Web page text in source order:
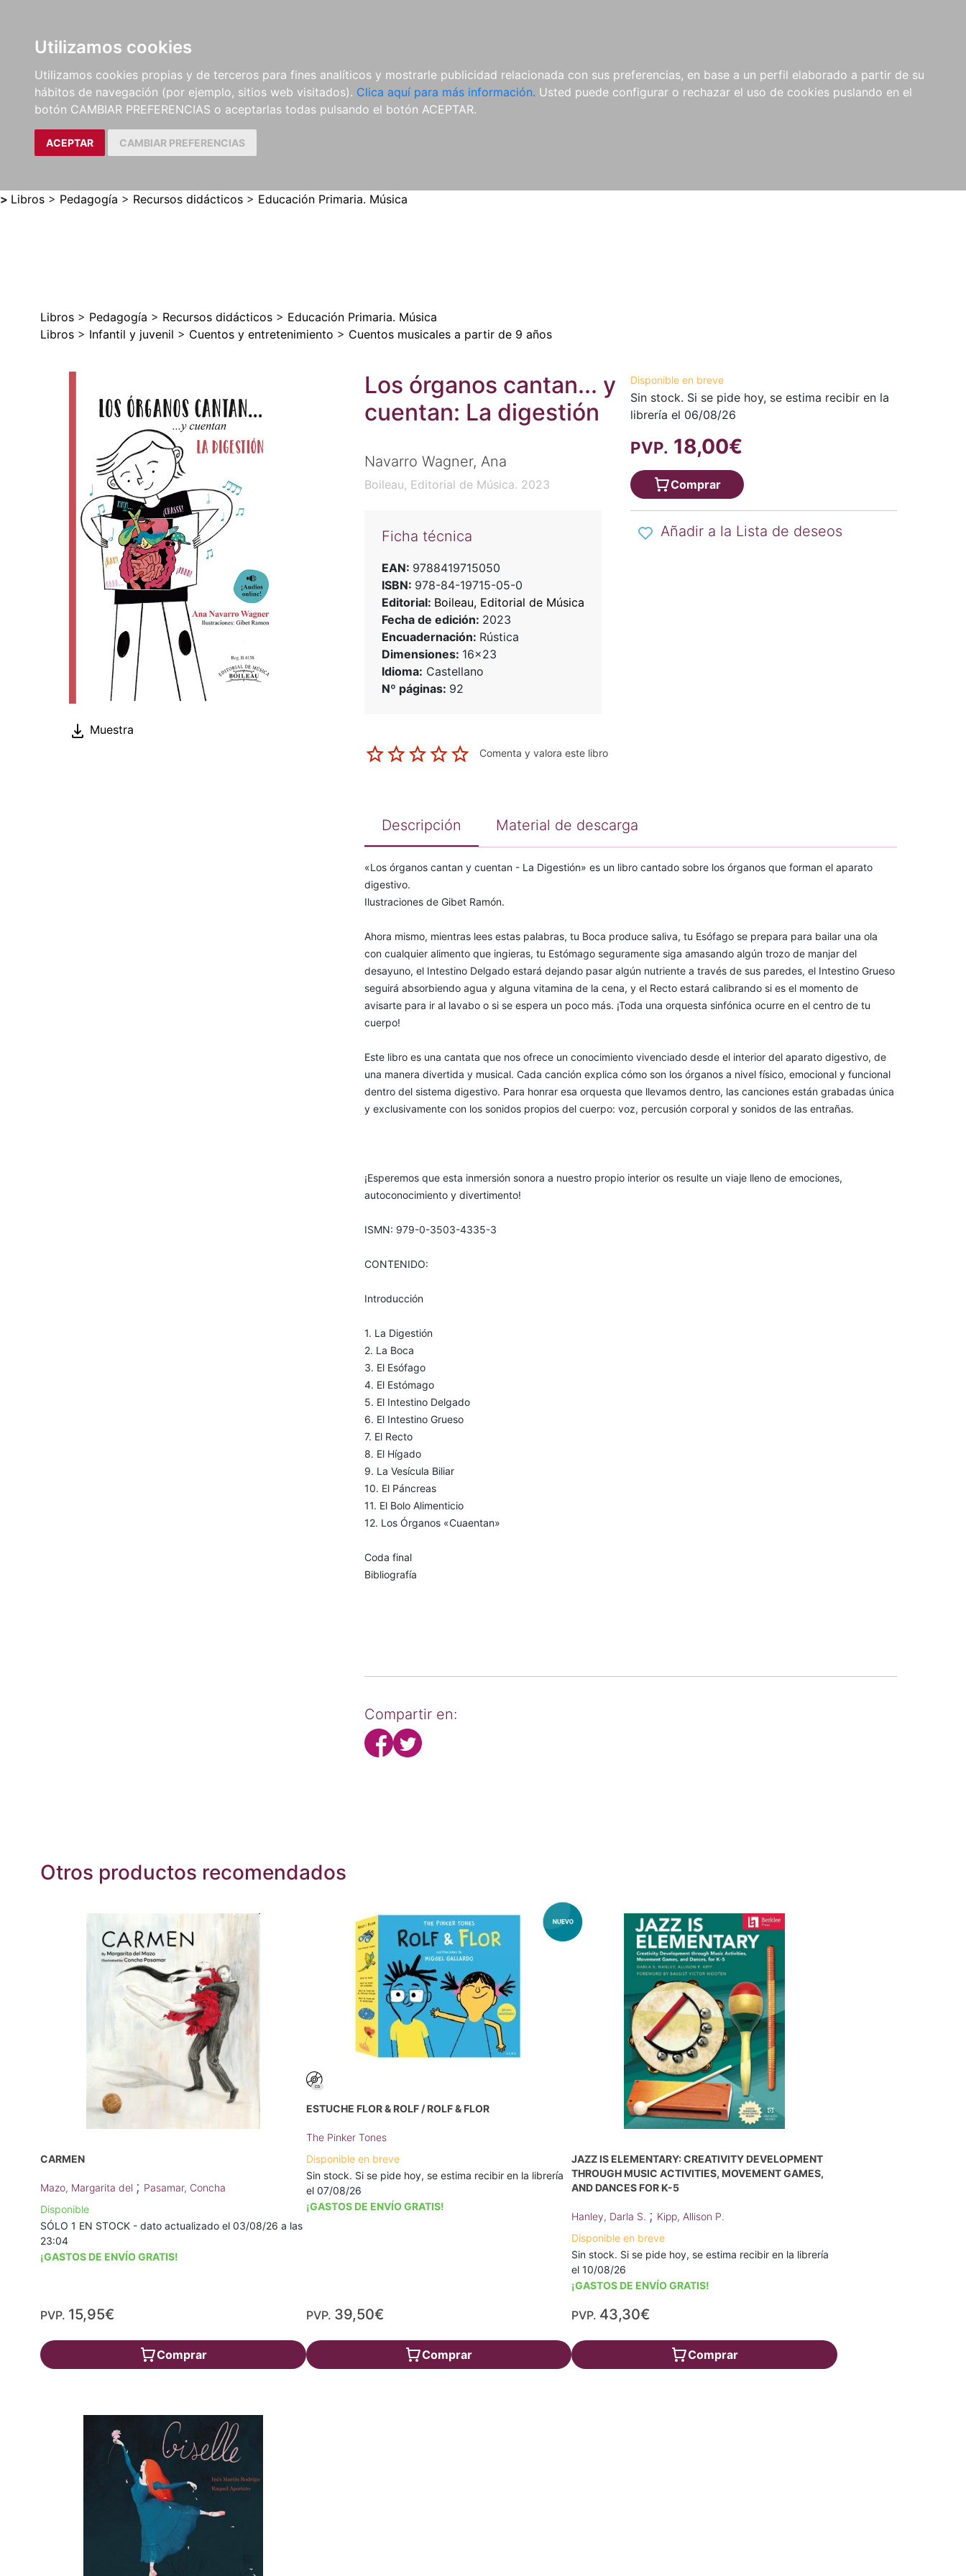
Utilizamos cookies
Utilizamos cookies propias y de terceros para fines analíticos y mostrarle publicidad relacionada con sus preferencias, en base a un perfil elaborado a partir de su
hábitos de navegación (por ejemplo, sitios web visitados). Clica aquí para más información. Usted puede configurar o rechazar el uso de cookies puslando en el
botón CAMBIAR PREFERENCIAS o aceptarlas todas pulsando el botón ACEPTAR.
ACEPTAR CAMBIAR PREFERENCIAS
LIBROS
MÉTODOS Y
EJERCICIOS
PARTITURAS Y EDICIONES
CRÍTICAS
REVISTAS
CDS Y
DVDS
MATERIAL
COMPLEMENTARIO
NOVEDADES NOTICIAS
COMPRAS
INSTITUCIONALES
> Libros > Pedagogía > Recursos didácticos > Educación Primaria. Música
Libros > Pedagogía > Recursos didácticos > Educación Primaria. Música
Libros > Infantil y juvenil > Cuentos y entretenimiento > Cuentos musicales a partir de 9 años
Muestra
Los órganos cantan... y
cuentan: La digestión
Navarro Wagner, Ana
Boileau, Editorial de Música. 2023
Ficha técnica
EAN: 9788419715050
ISBN: 978-84-19715-05-0
Editorial: Boileau, Editorial de Música
Fecha de edición: 2023
Encuadernación: Rústica
Dimensiones: 16x23
Idioma: Castellano
Nº páginas: 92
Comenta y valora este libro
Disponible en breve
Sin stock. Si se pide hoy, se estima recibir en la
librería el 06/08/26
PVP. 18,00€
Comprar
Añadir a la Lista de deseos
Descripción Material de descarga
«Los órganos cantan y cuentan - La Digestión» es un libro cantado sobre los órganos que forman el aparato
digestivo.
Ilustraciones de Gibet Ramón.
Ahora mismo, mientras lees estas palabras, tu Boca produce saliva, tu Esófago se prepara para bailar una ola
con cualquier alimento que ingieras, tu Estómago seguramente siga amasando algún trozo de manjar del
desayuno, el Intestino Delgado estará dejando pasar algún nutriente a través de sus paredes, el Intestino Grueso
seguirá absorbiendo agua y alguna vitamina de la cena, y el Recto estará calibrando si es el momento de
avisarte para ir al lavabo o si se espera un poco más. ¡Toda una orquesta sinfónica ocurre en el centro de tu
cuerpo!
Este libro es una cantata que nos ofrece un conocimiento vivenciado desde el interior del aparato digestivo, de
una manera divertida y musical. Cada canción explica cómo son los órganos a nivel físico, emocional y funcional
dentro del sistema digestivo. Para honrar esa orquesta que llevamos dentro, las canciones están grabadas única
y exclusivamente con los sonidos propios del cuerpo: voz, percusión corporal y sonidos de las entrañas.
¡Esperemos que esta inmersión sonora a nuestro propio interior os resulte un viaje lleno de emociones,
autoconocimiento y divertimento!
ISMN: 979-0-3503-4335-3
CONTENIDO:
Introducción
1. La Digestión
2. La Boca
3. El Esófago
4. El Estómago
5. El Intestino Delgado
6. El Intestino Grueso
7. El Recto
8. El Hígado
9. La Vesícula Biliar
10. El Páncreas
11. El Bolo Alimenticio
12. Los Órganos «Cuaentan»
Coda final
Bibliografía
Compartir en:
Otros productos recomendados
CARMEN
Mazo, Margarita del ; Pasamar, Concha
Disponible
SÓLO 1 EN STOCK - dato actualizado el 03/08/26 a las
23:04
¡GASTOS DE ENVÍO GRATIS!
PVP. 15,95€
Comprar
ESTUCHE FLOR & ROLF / ROLF & FLOR
The Pinker Tones
Disponible en breve
Sin stock. Si se pide hoy, se estima recibir en la librería
el 07/08/26
¡GASTOS DE ENVÍO GRATIS!
PVP. 39,50€
Comprar
JAZZ IS ELEMENTARY: CREATIVITY DEVELOPMENT
THROUGH MUSIC ACTIVITIES, MOVEMENT GAMES,
AND DANCES FOR K-5
Hanley, Darla S. ; Kipp, Allison P.
Disponible en breve
Sin stock. Si se pide hoy, se estima recibir en la librería
el 10/08/26
¡GASTOS DE ENVÍO GRATIS!
PVP. 43,30€
Comprar